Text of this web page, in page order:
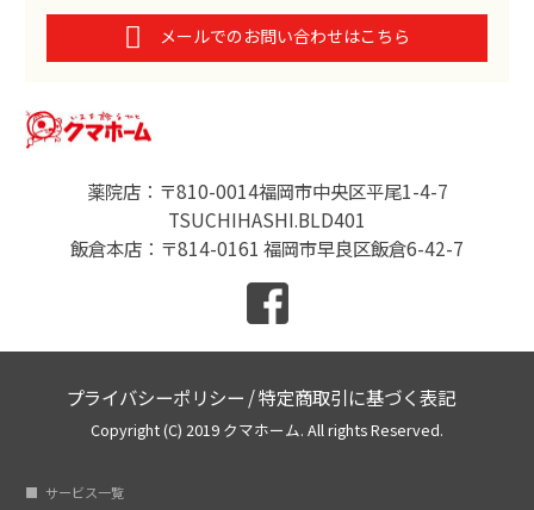
薬院店：〒810-0014福岡市中央区平尾1-4-7
TSUCHIHASHI.BLD401
飯倉本店：〒814-0161 福岡市早良区飯倉6-42-7
メールでのお問い合わせはこちら
プライバシーポリシー /特定商取引に基づく表記
Copyright (C) 2019 クマホーム. All rights Reserved.
サービス一覧